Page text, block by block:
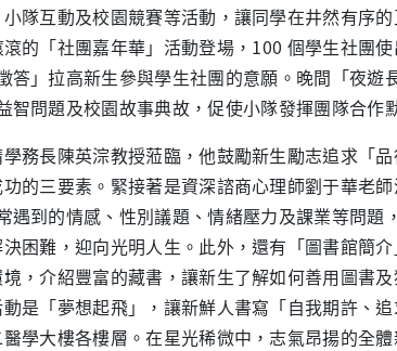
隊互動及校園競賽等活動，讓同學在井然有序
的「社團嘉年華」活動登場，100 個學生社團
答」拉高新生參與學生社團的意願。晚間「夜
智問題及校園故事典故，促使小隊發揮團隊合作
務長陳英淙教授蒞臨，他鼓勵新生勵志追求「
的三要素。緊接著是資深諮商心理師劉于華老
遇到的情感、性別議題、情緒壓力及課業等問題
困難，迎向光明人生。此外，還有「圖書館簡
，介紹豐富的藏書，讓新生了解如何善用圖書
是「夢想起飛」，讓新鮮人書寫「自我期許、
學大樓各樓層。在星光稀微中，志氣昂揚的全